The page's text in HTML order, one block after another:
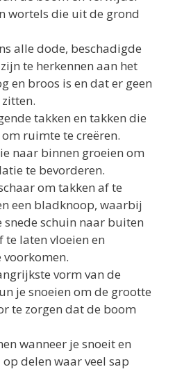
wortels die uit de grond
alle dode, beschadigde
te herkennen aan het
en broos is en dat er geen
takken en takken die
ruimte te creëren.
naar binnen groeien om
te bevorderen.
om takken af te
een bladknoop, waarbij
schuin naar buiten
laten vloeien en
vorm van de
je snoeien om de grootte
te zorgen dat de boom
wanneer je snoeit en
delen waar veel sap